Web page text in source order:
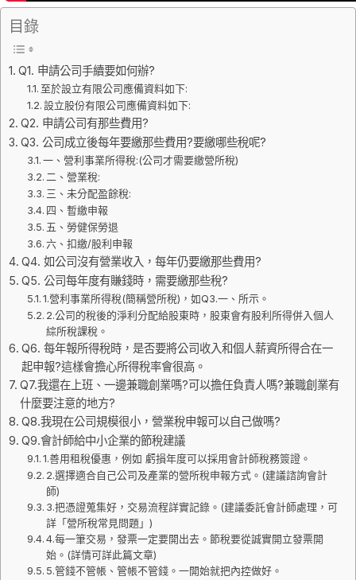
目錄
Q1. 申請公司手續要如何辦?
至於設立有限公司應備資料如下:
設立股份有限公司應備資料如下:
Q2. 申請公司有那些費用?
Q3. 公司成立後每年要繳那些費用?要繳哪些稅呢?
一、營利事業所得稅:(公司才需要繳營所稅)
二、營業稅:
三、未分配盈餘稅:
四、暫繳申報
五、勞健保勞退
六、扣繳/股利申報
Q4. 如公司沒有營業收入，每年仍要繳那些費用?
Q5. 公司每年度有賺錢時，需要繳那些稅?
1.營利事業所得稅(簡稱營所稅)，如Q3.一、所示。
2.公司的稅後的淨利分配給股東時，股東會有股利所得併入個人
綜所稅課稅。
Q6. 每年報所得稅時，是否要將公司收入和個人薪資所得合在一
起申報?這樣會擔心所得稅率會很高。
Q7.我還在上班、一邊兼職創業嗎?可以擔任負責人嗎?兼職創業有
什麼要注意的地方?
Q8.我現在公司規模很小，營業稅申報可以自己做嗎?
Q9.會計師給中小企業的節稅建議
1.善用租稅優惠，例如 虧損年度可以採用會計師稅務簽證。
2.選擇適合自己公司及產業的營所稅申報方式。(建議諮詢會計
師)
3.把憑證蒐集好，交易流程詳實記錄。(建議委託會計師處理，可
詳「營所稅常見問題」)
4.每一筆交易，發票一定要開出去。節稅要從誠實開立發票開
始。(詳情可詳此篇文章)
5.管錢不管帳、管帳不管錢。一開始就把內控做好。